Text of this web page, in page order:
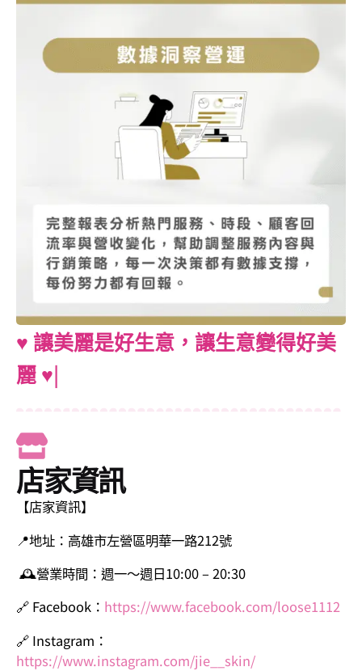
♥︎ 讓美麗是好生意， |
店家資訊
【店家資訊】
📍地址：高雄市左營區明華一路212號
🕰營業時間：週一～週日10:00 – 20:30
🔗 Facebook： https://www.facebook.com/loose1112
🔗 Instagram：
https://www.instagram.com/jie__skin/